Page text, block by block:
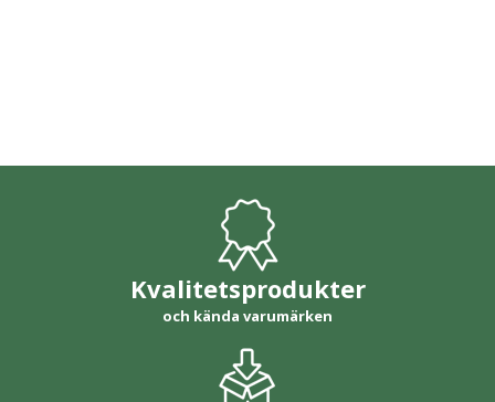
Kvalitetsprodukter
och kända varumärken